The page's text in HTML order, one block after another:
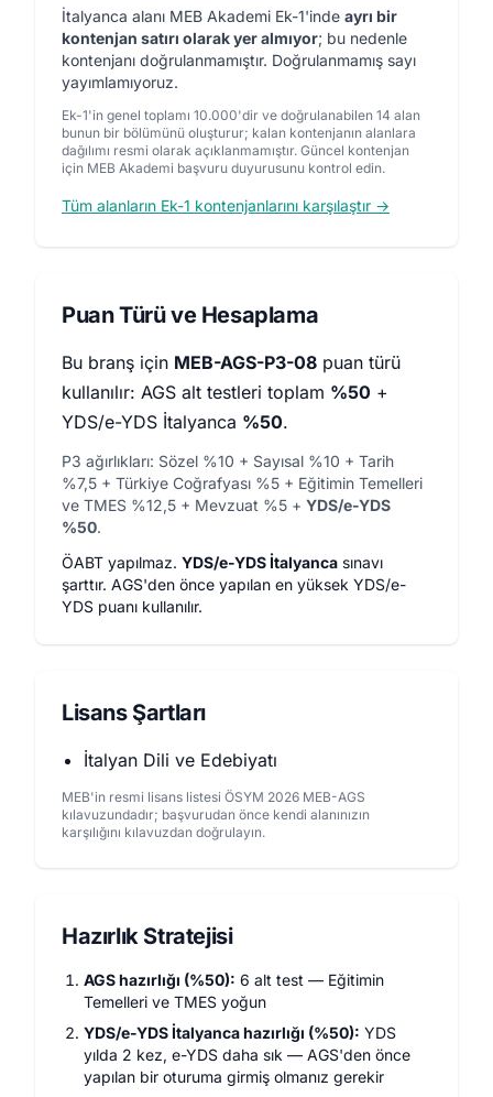
İtalyanca alanı MEB Akademi Ek-1'inde ayrı bir
kontenjan satırı olarak yer almıyor; bu nedenle
kontenjanı doğrulanmamıştır. Doğrulanmamış sayı
yayımlamıyoruz.
Ek-1'in genel toplamı 10.000'dir ve doğrulanabilen 14 alan
bunun bir bölümünü oluşturur; kalan kontenjanın alanlara
dağılımı resmi olarak açıklanmamıştır. Güncel kontenjan
için MEB Akademi başvuru duyurusunu kontrol edin.
Tüm alanların Ek-1 kontenjanlarını karşılaştır →
Puan Türü ve Hesaplama
Bu branş için MEB-AGS-P3-08 puan türü
kullanılır: AGS alt testleri toplam %50 +
YDS/e-YDS İtalyanca %50.
P3 ağırlıkları: Sözel %10 + Sayısal %10 + Tarih
%7,5 + Türkiye Coğrafyası %5 + Eğitimin Temelleri
ve TMES %12,5 + Mevzuat %5 + YDS/e-YDS
%50.
ÖABT yapılmaz. YDS/e-YDS İtalyanca sınavı
şarttır. AGS'den önce yapılan en yüksek YDS/e-
YDS puanı kullanılır.
Lisans Şartları
İtalyan Dili ve Edebiyatı
MEB'in resmi lisans listesi ÖSYM 2026 MEB-AGS
kılavuzundadır; başvurudan önce kendi alanınızın
karşılığını kılavuzdan doğrulayın.
Hazırlık Stratejisi
AGS hazırlığı (%50): 6 alt test — Eğitimin
Temelleri ve TMES yoğun
YDS/e-YDS İtalyanca hazırlığı (%50): YDS
yılda 2 kez, e-YDS daha sık — AGS'den önce
yapılan bir oturuma girmiş olmanız gerekir